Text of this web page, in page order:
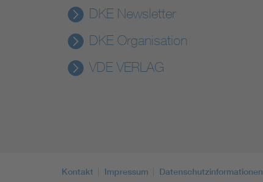
DKE Newsletter
DKE Organisation
VDE VERLAG
Kontakt Impressum Datenschutzinformationen